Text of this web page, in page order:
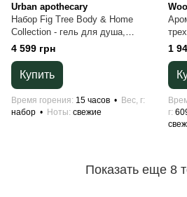
Urban apothecary
Набор Fig Tree Body & Home
Collection - гель для душа,
лосьон 300 мл, свеча 70 г
4 599 грн
Купить
Время горения 15 часов
Вес, г
набор
Ноты свежие
1
г
Показать еще 8